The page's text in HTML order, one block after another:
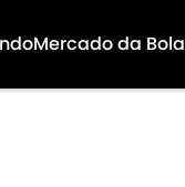
Mercado da Bola